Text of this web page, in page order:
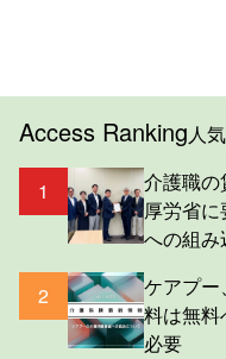
Access Ranking人
1
介護職
厚労省
への組
2
ケアプ
料は無
必要